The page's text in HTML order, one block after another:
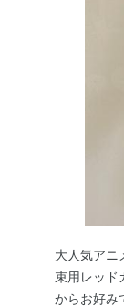
大人気アニ
束用レッド
からお好み